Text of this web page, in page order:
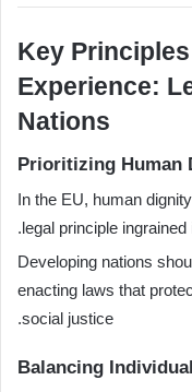
Key
Experience:
Nations
In the EU, human
legal principle ingrained
Developing nations
enacting laws that
social justice.